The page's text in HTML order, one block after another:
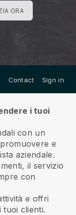
ORA
Contact Sign in
i tuoi
con un
e
aziendale.
il servizio
con
e offri
tuoi clienti.